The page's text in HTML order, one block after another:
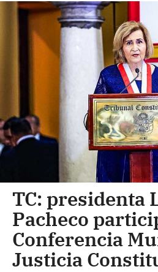
TC: presidenta
Pacheco
Conferencia
Justicia